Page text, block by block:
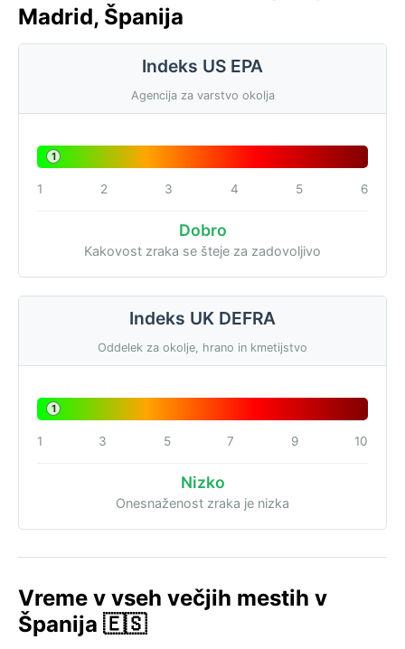
Madrid, Španija
Indeks US EPA
Agencija za varstvo okolja
1
1 2 3 4 5 6
Dobro
Kakovost zraka se šteje za zadovoljivo
Indeks UK DEFRA
Oddelek za okolje, hrano in kmetijstvo
1
1 3 5 7 9 10
Nizko
Onesnaženost zraka je nizka
Vreme v vseh večjih mestih v
Španija 🇪🇸